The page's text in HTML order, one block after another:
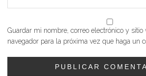
Guardar mi nombre, correo electrónico y sitio
navegador para la próxima vez que haga un